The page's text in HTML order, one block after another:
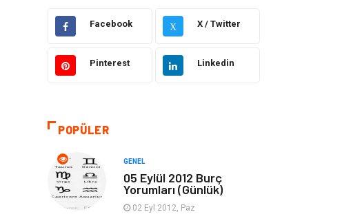
Teknoloji Kültür ve Sanat
Akıllı Telefon Yaşam
Ekonomi
Elektrik Elektronik
Tanıtıcı Reklam Alışveriş
Facebook X X / Twitter
Pinterest Linkedin
POPÜLER
GENEL
05 Eylül 2012 Burç
Yorumları (Günlük)
02 Eyl 2012, Paz